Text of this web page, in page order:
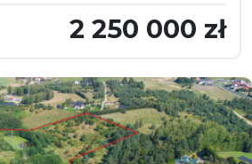
2 250 000 zł